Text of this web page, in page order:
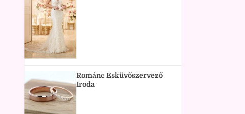
Románc Esküvőszervező
Iroda